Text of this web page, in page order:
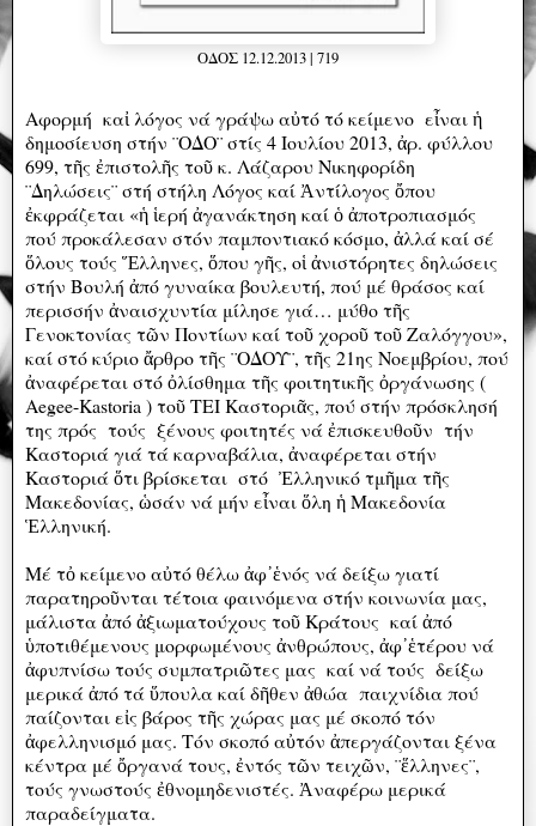
ΟΔΟΣ 12.12.2013 | 719
Αφορμή καἰ λόγος νά γράψω αὐτό τό κείμενο εἶναι ἡ
δημοσίευση στήν ¨ΟΔΟ¨ στίς 4 Ιουλίου 2013, ἀρ. φύλλου
699, τῆς ἐπιστολῆς τοῦ κ. Λάζαρου Νικηφορίδη
¨Δηλώσεις¨ στή στήλη Λόγος καί Ἀντίλογος ὄπου
ἐκφράζεται «ἡ ἱερή ἀγανάκτηση καί ὁ ἀποτροπιασμός
πού προκάλεσαν στόν παμποντιακό κόσμο, ἀλλά καί σέ
ὅλους τούς Ἕλληνες, ὅπου γῆς, οἱ ἀνιστόρητες δηλώσεις
στήν Βουλή ἀπό γυναίκα βουλευτή, πού μέ θράσος καί
περισσήν ἀναισχυντία μίλησε γιά… μύθο τῆς
Γενοκτονίας τῶν Ποντίων καί τοῦ χοροῦ τοῦ Ζαλόγγου»,
καί στό κύριο ἄρθρο τῆς ¨ΟΔΟΥ¨, τῆς 21ης Νοεμβρίου, πού
ἀναφέρεται στό ὀλίσθημα τῆς φοιτητικῆς ὀργάνωσης (
Aegee-Kastoria ) τοῦ ΤΕΙ Καστοριᾶς, πού στήν πρόσκλησή
της πρός τούς ξένους φοιτητές νά ἐπισκευθοῦν τήν
Καστοριά γιά τά καρναβάλια, ἀναφέρεται στήν
Καστοριά ὅτι βρίσκεται στό Ἐλληνικό τμῆμα τῆς
Μακεδονίας, ὡσάν νά μήν εἶναι ὅλη ἡ Μακεδονία
Ἑλληνική.
Μέ τὀ κείμενο αὐτό θέλω ἀφ᾽ἑνός νά δείξω γιατί
παρατηροῦνται τέτοια φαινόμενα στήν κοινωνία μας,
μάλιστα ἀπό ἀξιωματούχους τοῦ Κράτους καί ἀπό
ὑποτιθέμενους μορφωμένους ἀνθρώπους, ἀφ᾽ἑτέρου νά
ἀφυπνίσω τούς συμπατριῶτες μας καί νά τούς δείξω
μερικά ἀπό τά ὕπουλα καί δῆθεν ἀθώα παιχνίδια πού
παίζονται εἰς βάρος τῆς χώρας μας μέ σκοπό τόν
ἀφελληνισμό μας. Τόν σκοπό αὐτόν ἀπεργάζονται ξένα
κέντρα μέ ὄργανά τους, ἐντός τῶν τειχῶν, ¨ἕλληνες¨,
τούς γνωστούς ἐθνομηδενιστές. Ἀναφέρω μερικά
παραδείγματα.